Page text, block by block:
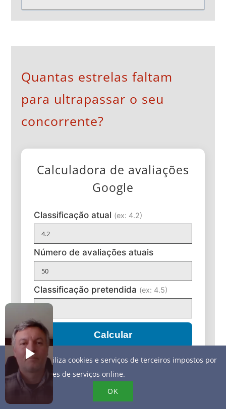
Quantas estrelas faltam
para ultrapassar o seu
concorrente?
Calculadora de avaliações
Google
Classificação atual (ex: 4.2)
Número de avaliações atuais
Classificação pretendida (ex: 4.5)
Calcular
Desenvolvido por Business E-Reputation
Este site utiliza cookies e serviços de terceiros impostos por
fornecedores de serviços online.
OK